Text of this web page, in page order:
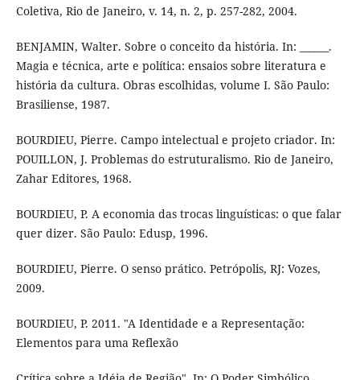
Coletiva, Rio de Janeiro, v. 14, n. 2, p. 257-282, 2004.
BENJAMIN, Walter. Sobre o conceito da história. In: ______.
Magia e técnica, arte e política: ensaios sobre literatura e
história da cultura. Obras escolhidas, volume I. São Paulo:
Brasiliense, 1987.
BOURDIEU, Pierre. Campo intelectual e projeto criador. In:
POUILLON, J. Problemas do estruturalismo. Rio de Janeiro,
Zahar Editores, 1968.
BOURDIEU, P. A economia das trocas linguísticas: o que falar
quer dizer. São Paulo: Edusp, 1996.
BOURDIEU, Pierre. O senso prático. Petrópolis, RJ: Vozes,
2009.
BOURDIEU, P. 2011. "A Identidade e a Representação:
Elementos para uma Reflexão